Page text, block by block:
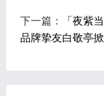
下一篇：
「夜紫
品牌挚友白敬亭掀